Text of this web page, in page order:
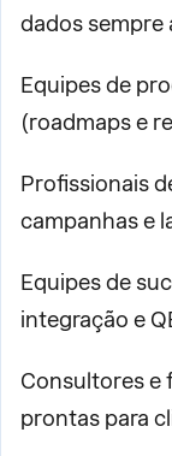
dados sempre
Equipes de
(roadmaps e
Profissionais
campanhas e
Equipes de
integração e
Consultores e
prontas para